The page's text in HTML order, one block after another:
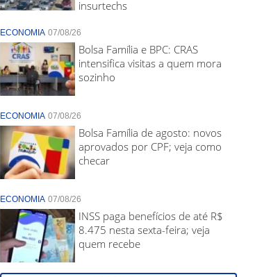
insurtechs
ECONOMIA 07/08/26
Bolsa Família e BPC: CRAS
intensifica visitas a quem mora
sozinho
ECONOMIA 07/08/26
Bolsa Família de agosto: novos
aprovados por CPF; veja como
checar
ECONOMIA 07/08/26
INSS paga benefícios de até R$
8.475 nesta sexta-feira; veja
quem recebe